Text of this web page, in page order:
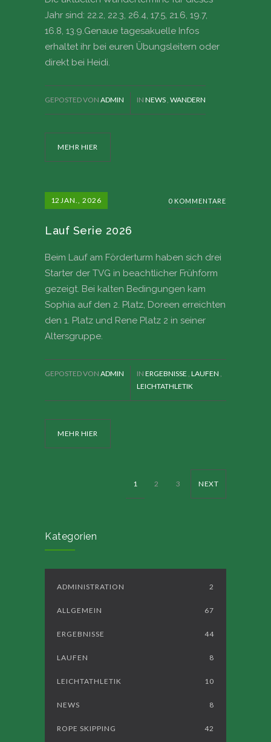
Jahr sind: 22.2, 22.3, 26.4, 17.5, 21.6, 19.7,
16.8, 13.9.Genaue tagesakuelle Infos
erhaltet ihr bei euren Übungsleitern oder
direkt bei Heidi.
MEHR HIER
GEPOSTED VON ADMIN IN NEWS WANDERN
12 JAN., 2026 0 KOMMENTARE
Lauf Serie 2026
Beim Lauf am Förderturm haben sich drei
Starter der TVG in beachtlicher Frühform
gezeigt. Bei kalten Bedingungen kam
Sophia auf den 2. Platz, Doreen erreichten
den 1. Platz und Rene Platz 2 in seiner
Altersgruppe.
MEHR HIER
GEPOSTED VON ADMIN IN ERGEBNISSE LAUFEN
LEICHTATHLETIK
1 2 3 NEXT
Kategorien
ADMINISTRATION 2
ALLGEMEIN 67
ERGEBNISSE 44
LAUFEN 8
LEICHTATHLETIK 10
NEWS 8
ROPE SKIPPING 42